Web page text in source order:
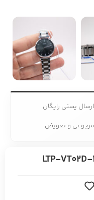
ارسال پستی رایگان
مرجوعی و تعویض